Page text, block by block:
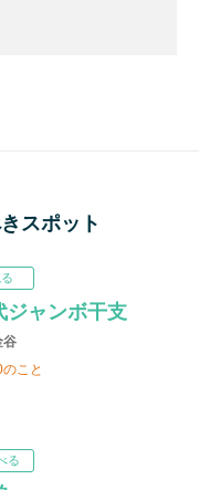
スポット
ジャンボ干支
谷
のこと
る